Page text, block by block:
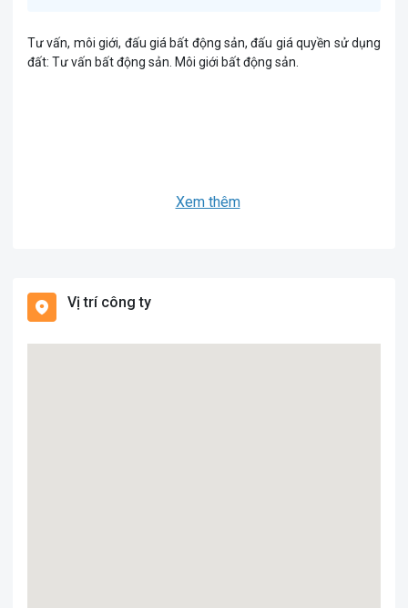
Tư vấn, môi giới, đấu giá bất động sản, đấu giá quyền sử dụng
đất: Tư vấn bất động sản. Môi giới bất động sản.
Xem thêm
Vị trí công ty